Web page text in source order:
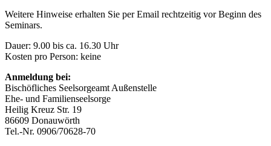
Weitere Hinweise erhalten Sie per Email rechtzeitig vor Beginn des
Seminars.
Dauer: 9.00 bis ca. 16.30 Uhr
Kosten pro Person: keine
Anmeldung bei:
Bischöfliches Seelsorgeamt Außenstelle
Ehe- und Familienseelsorge
Heilig Kreuz Str. 19
86609 Donauwörth
Tel.-Nr. 0906/70628-70